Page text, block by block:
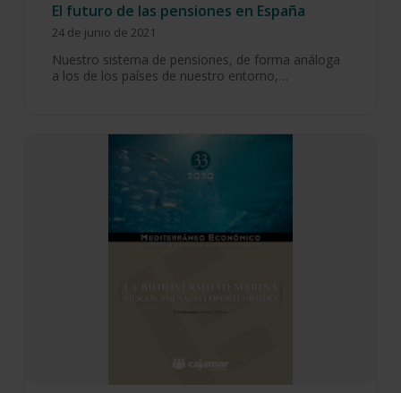
El futuro de las pensiones en España
24 de junio de 2021
Nuestro sistema de pensiones, de forma análoga
a los de los países de nuestro entorno,…